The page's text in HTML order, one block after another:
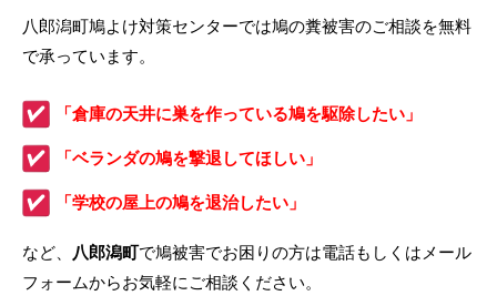
八郎潟町鳩よけ対策センターでは鳩の糞被害のご相談を無料
で承っています。
「倉庫の天井に巣を作っている鳩を駆除したい」
「ベランダの鳩を撃退してほしい」
「学校の屋上の鳩を退治したい」
など、 八郎潟町で鳩被害でお困りの方は電話もしくはメール
フォームからお気軽にご相談ください。